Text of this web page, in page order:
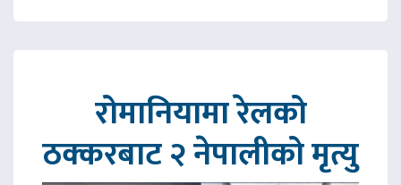
रोमानियामा रेलको
ठक्करबाट २ नेपालीको मृत्यु